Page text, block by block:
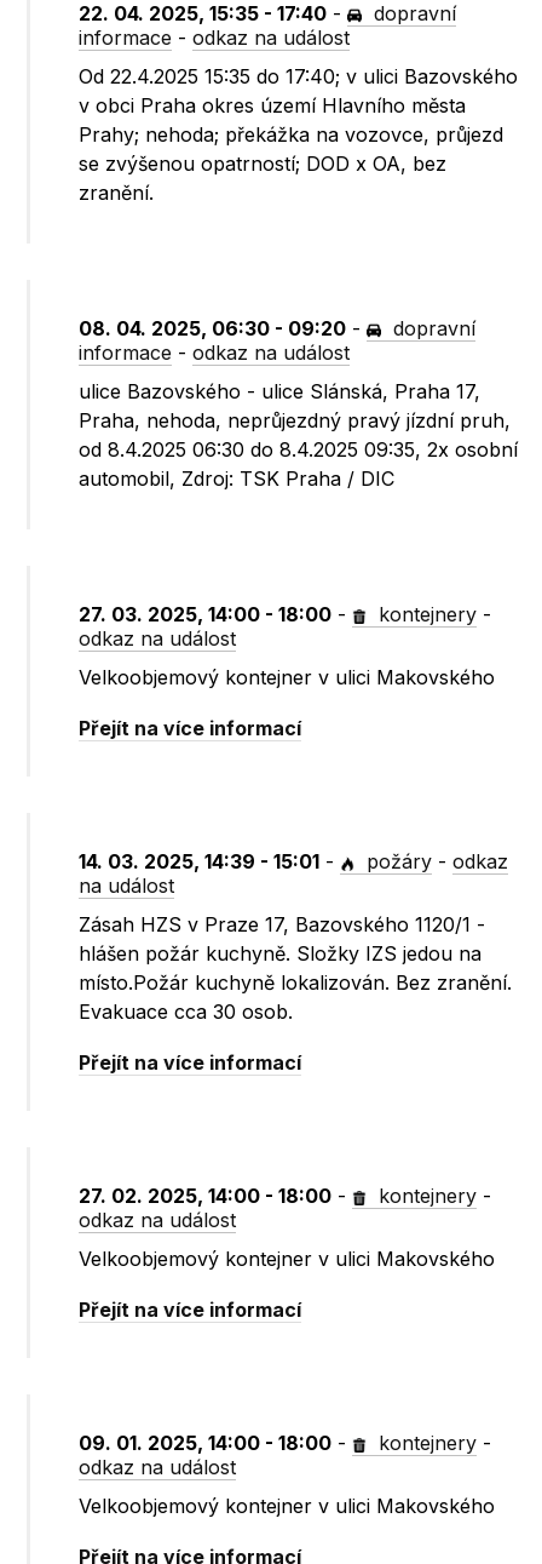
22. 04. 2025, 15:35 - 17:40 -
dopravní
informace -odkaz na událost
Od 22.4.2025 15:35 do 17:40; v ulici Bazovského
v obci Praha okres území Hlavního města
Prahy; nehoda; překážka na vozovce, průjezd
se zvýšenou opatrností; DOD x OA, bez
zranění.
08. 04. 2025, 06:30 - 09:20 -
dopravní
informace -odkaz na událost
ulice Bazovského - ulice Slánská, Praha 17,
Praha, nehoda, neprůjezdný pravý jízdní pruh,
od 8.4.2025 06:30 do 8.4.2025 09:35, 2x osobní
automobil, Zdroj: TSK Praha / DIC
27. 03. 2025, 14:00 - 18:00 - kontejnery -
odkaz na událost
Velkoobjemový kontejner v ulici Makovského
Přejít na více informací
14. 03. 2025, 14:39 - 15:01 - požáry -odkaz
na událost
Zásah HZS v Praze 17, Bazovského 1120/1 -
hlášen požár kuchyně. Složky IZS jedou na
místo.Požár kuchyně lokalizován. Bez zranění.
Evakuace cca 30 osob.
Přejít na více informací
27. 02. 2025, 14:00 - 18:00 - kontejnery -
odkaz na událost
Velkoobjemový kontejner v ulici Makovského
Přejít na více informací
09. 01. 2025, 14:00 - 18:00 - kontejnery -
odkaz na událost
Velkoobjemový kontejner v ulici Makovského
Přejít na více informací